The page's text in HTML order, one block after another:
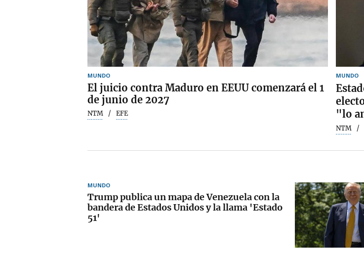
MUNDO
El juicio contra Maduro en EEUU comenzará el 1
de junio de 2027
NTM EFE
MUNDO
"lo
NTM
MUNDO
Trump publica un mapa de Venezuela con la
bandera de Estados Unidos y la llama 'Estado
51'